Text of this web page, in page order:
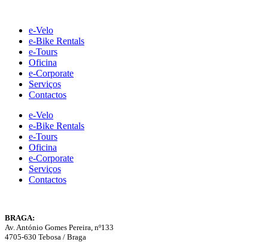
contente-Velo
e-Bike Rentals
e-Tours
Oficina
e-Corporate
Serviços
Contactos
e-Velo
e-Bike Rentals
e-Tours
Oficina
e-Corporate
Serviços
Contactos
BRAGA:
Av. António Gomes Pereira, nº133
4705-630 Tebosa / Braga